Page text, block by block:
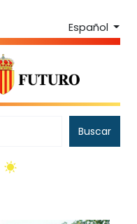
Español
Buscar